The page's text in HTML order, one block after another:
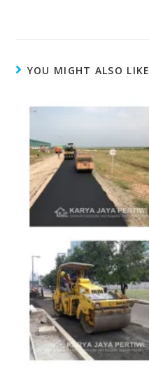
YOU MIGHT ALSO LIKE